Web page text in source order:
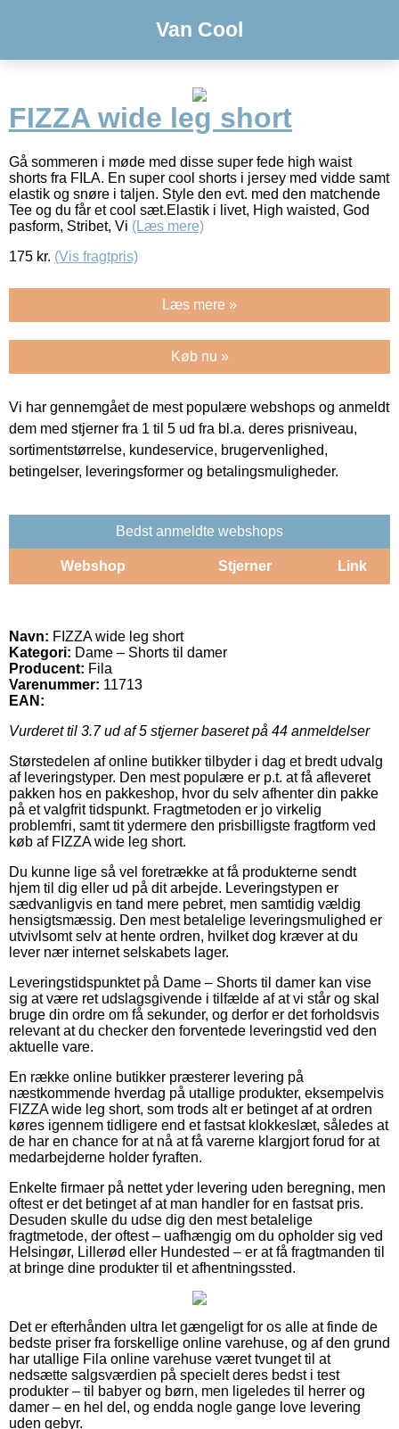
Van Cool
FIZZA wide leg short
Gå sommeren i møde med disse super fede high waist
shorts fra FILA. En super cool shorts i jersey med vidde samt
elastik og snøre i taljen. Style den evt. med den matchende
Tee og du får et cool sæt.Elastik i livet, High waisted, God
pasform, Stribet, Vi (Læs mere)
175 kr. (Vis fragtpris)
Læs mere »
Køb nu »
Vi har gennemgået de mest populære webshops og anmeldt
dem med stjerner fra 1 til 5 ud fra bl.a. deres prisniveau,
sortimentstørrelse, kundeservice, brugervenlighed,
betingelser, leveringsformer og betalingsmuligheder.
Bedst anmeldte webshops
Webshop Stjerner Link
Navn: FIZZA wide leg short
Kategori: Dame – Shorts til damer
Producent: Fila
Varenummer: 11713
EAN:
Vurderet til 3.7ud af 5 stjerner baseret på 44 anmeldelser
Størstedelen af online butikker tilbyder i dag et bredt udvalg
af leveringstyper. Den mest populære er p.t. at få afleveret
pakken hos en pakkeshop, hvor du selv afhenter din pakke
på et valgfrit tidspunkt. Fragtmetoden er jo virkelig
problemfri, samt tit ydermere den prisbilligste fragtform ved
køb af FIZZA wide leg short.
Du kunne lige så vel foretrække at få produkterne sendt
hjem til dig eller ud på dit arbejde. Leveringstypen er
sædvanligvis en tand mere pebret, men samtidig vældig
hensigtsmæssig. Den mest betalelige leveringsmulighed er
utvivlsomt selv at hente ordren, hvilket dog kræver at du
lever nær internet selskabets lager.
Leveringstidspunktet på Dame – Shorts til damer kan vise
sig at være ret udslagsgivende i tilfælde af at vi står og skal
bruge din ordre om få sekunder, og derfor er det forholdsvis
relevant at du checker den forventede leveringstid ved den
aktuelle vare.
En række online butikker præsterer levering på
næstkommende hverdag på utallige produkter, eksempelvis
FIZZA wide leg short, som trods alt er betinget af at ordren
køres igennem tidligere end et fastsat klokkeslæt, således at
de har en chance for at nå at få varerne klargjort forud for at
medarbejderne holder fyraften.
Enkelte firmaer på nettet yder levering uden beregning, men
oftest er det betinget af at man handler for en fastsat pris.
Desuden skulle du udse dig den mest betalelige
fragtmetode, der oftest – uafhængig om du opholder sig ved
Helsingør, Lillerød eller Hundested – er at få fragtmanden til
at bringe dine produkter til et afhentningssted.
Det er efterhånden ultra let gængeligt for os alle at finde de
bedste priser fra forskellige online varehuse, og af den grund
har utallige Fila online varehuse været tvunget til at
nedsætte salgsværdien på specielt deres bedst i test
produkter – til babyer og børn, men ligeledes til herrer og
damer – en hel del, og endda nogle gange love levering
uden gebyr.